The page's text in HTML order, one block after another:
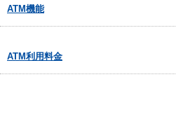
ATM機能
ATM利用料金